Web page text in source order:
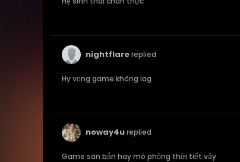
nightflarereplied
Hy vọng game không lag
noway4ureplied
Game săn bắn hay mô phỏng thời tiết vậy